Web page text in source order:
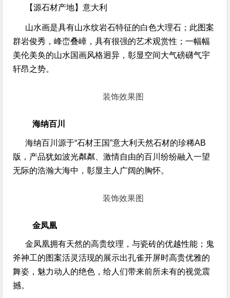
【源石材产地】意大利
山水画是具有山水纹岩石特征的白色大理石；此图案
群岩俊秀，峰峦叠嶂，具有很强的艺术观赏性；一幅幅
美伦美奂的山水国画风格迥异，彰显空间大气磅礴气宇
轩昂之势。
装饰效果图
海纳百川
海纳百川源于“石材王国”意大利天然石材的珍稀AB
版，产品犹如波光粼粼、激情自由的百川纷纷融入一望
无际的浩瀚大海中，彰显主人广阔的胸怀。
装饰效果图
金凤凰
金凤凰拥有天然的高贵纹理，与瓷砖的优越性能；鬼
斧神工的图案活灵活现的展示出孔雀开屏时高贵优雅的
舞姿，魅力动人的绝色，给人们带来前所未有的视觉震
撼。